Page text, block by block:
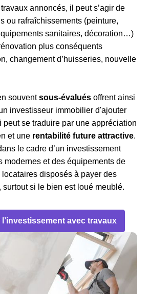
annoncés, il peut s’agir de
ou rafraîchissements (peinture,
sanitaires, décoration…)
plus conséquents
changement d’huisseries, nouvelle
souventsous-évalués offrent ainsi
investisseur immobilier d'ajouter
peut se traduire par une appréciation
et une rentabilité future attractive.
le cadre d’un investissement
modernes et des équipements de
disposés à payer des
surtout si le bien est loué meublé.
l’investissement avec travaux